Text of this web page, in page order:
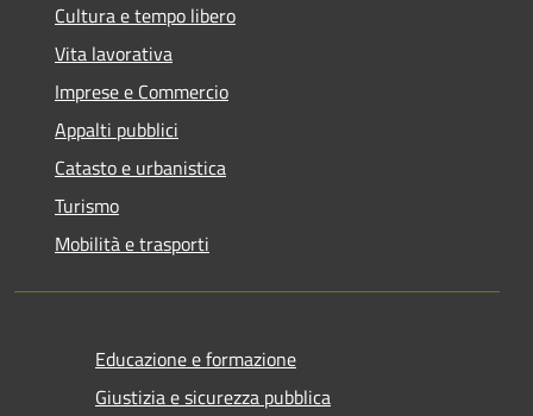
Cultura e tempo libero
Vita lavorativa
Imprese e Commercio
Appalti pubblici
Catasto e urbanistica
Turismo
Mobilità e trasporti
Educazione e formazione
Giustizia e sicurezza pubblica